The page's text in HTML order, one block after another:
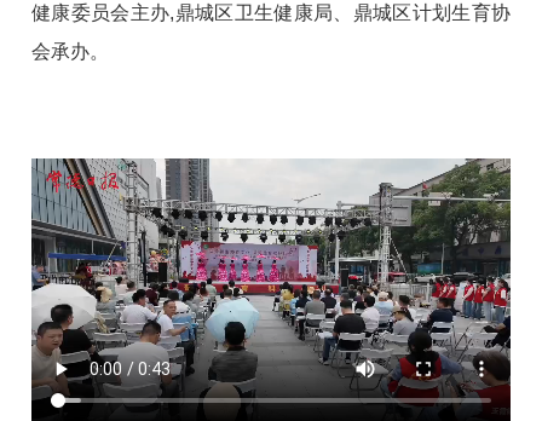
健康委员会主办,鼎城区卫生健康局、鼎城区计划生育协
会承办。